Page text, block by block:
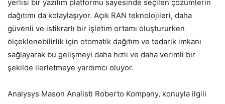
yerlisi bir yazılım platformu sayesinde seçilen çözümlerin
dağıtımı da kolaylaşıyor. Açık RAN teknolojileri, daha
güvenli ve istikrarlı bir işletim ortamı oluştururken
ölçeklenebilirlik için otomatik dağıtım ve tedarik imkanı
sağlayarak bu gelişmeyi daha hızlı ve daha verimli bir
şekilde ilerletmeye yardımcı oluyor.
Analysys Mason Analisti Roberto Kompany, konuyla ilgili